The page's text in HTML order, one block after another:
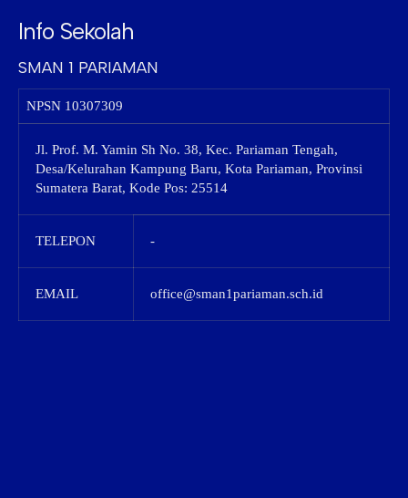
Info Sekolah
SMAN 1 PARIAMAN
NPSN 10307309
Jl. Prof. M. Yamin Sh No. 38, Kec. Pariaman Tengah,
Desa/Kelurahan Kampung Baru, Kota Pariaman, Provinsi
Sumatera Barat, Kode Pos: 25514
TELEPON -
EMAIL office@sman1pariaman.sch.id